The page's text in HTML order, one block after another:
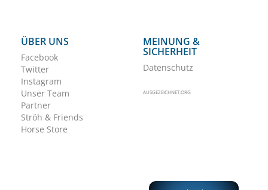
ÜBER UNS
Facebook
Twitter
Instagram
Unser Team
Partner
Ströh & Friends
Horse Store
MEINUNG &
SICHERHEIT
Datenschutz
AUSGEZEICHNET.ORG